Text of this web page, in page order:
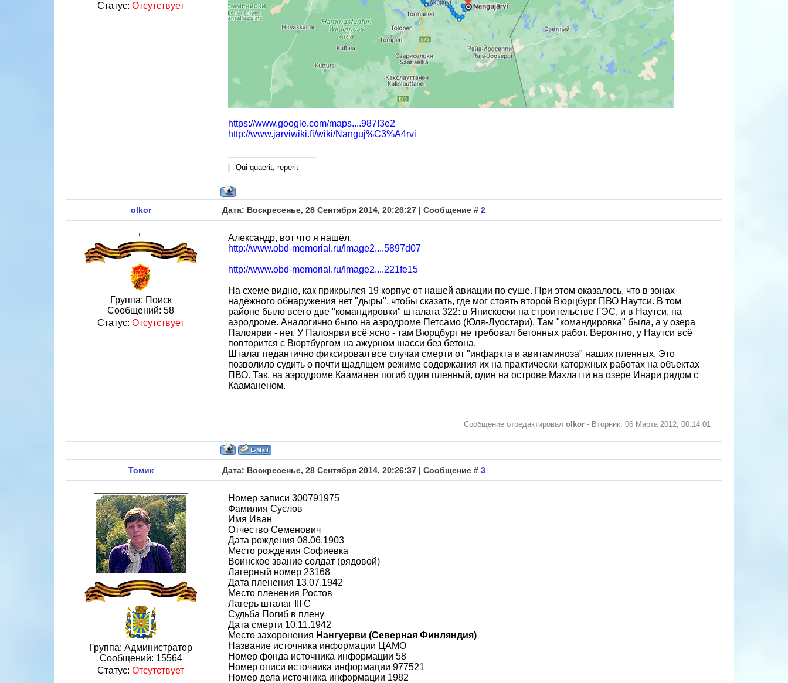
Статус: Отсутствует
https://www.google.com/maps....987!3e2
http://www.jarviwiki.fi/wiki/Nanguj%C3%A4rvi
Qui quaerit, reperit
olkor Дата: Воскресенье, 28 Сентября 2014, 20:26:27 | Сообщение # 2
Группа: Поиск
Сообщений: 58
Статус: Отсутствует
Александр, вот что я нашёл.
http://www.obd-memorial.ru/Image2....5897d07
http://www.obd-memorial.ru/Image2....221fe15
На схеме видно, как прикрылся 19 корпус от нашей авиации по суше. При этом оказалось, что в зонах
надёжного обнаружения нет "дыры", чтобы сказать, где мог стоять второй Вюрцбург ПВО Наутси. В том
районе было всего две "командировки" шталага 322: в Янискоски на строительстве ГЭС, и в Наутси, на
аэродроме. Аналогично было на аэродроме Петсамо (Юля-Луостари). Там "командировка" была, а у озера
Палоярви - нет. У Палоярви всё ясно - там Вюрцбург не требовал бетонных работ. Вероятно, у Наутси всё
повторится с Вюртбургом на ажурном шасси без бетона.
Шталаг педантично фиксировал все случаи смерти от "инфаркта и авитаминоза" наших пленных. Это
позволило судить о почти щадящем режиме содержания их на практически каторжных работах на объектах
ПВО. Так, на аэродроме Кааманен погиб один пленный, один на острове Махлатти на озере Инари рядом с
Кааманеном.
Сообщение отредактировал olkor - Вторник, 06 Марта 2012, 00:14:01
Томик Дата: Воскресенье, 28 Сентября 2014, 20:26:37 | Сообщение # 3
Группа: Администратор
Сообщений: 15564
Статус: Отсутствует
Номер записи 300791975
Фамилия Суслов
Имя Иван
Отчество Семенович
Дата рождения 08.06.1903
Место рождения Софиевка
Воинское звание солдат (рядовой)
Лагерный номер 23168
Дата пленения 13.07.1942
Место пленения Ростов
Лагерь шталаг III C
Судьба Погиб в плену
Дата смерти 10.11.1942
Место захоронения Нангуерви (Северная Финляндия)
Название источника информации ЦАМО
Номер фонда источника информации 58
Номер описи источника информации 977521
Номер дела источника информации 1982